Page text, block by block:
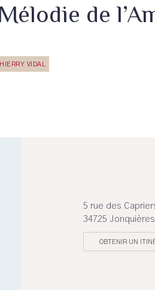
de
VIDAL
5 rue des
34725 Jonquières
OBTENIR UN